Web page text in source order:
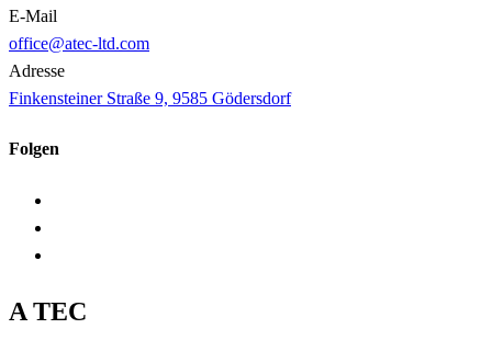
E-Mail
office@atec-ltd.com
Adresse
Finkensteiner Straße 9, 9585 Gödersdorf
Folgen
A TEC